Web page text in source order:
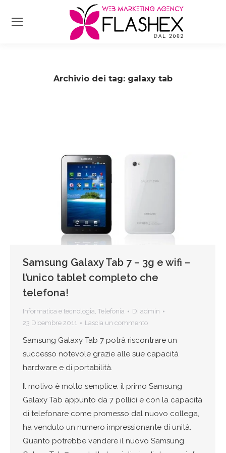
Archivio dei tag: galaxy tab
Samsung Galaxy Tab 7 – 3g e wifi –
l’unico tablet completo che
telefona!
Informatica e tecnologia, Telefonia Di admin
23 Dicembre 2011
Lascia un commento
Samsung Galaxy Tab 7 potrà riscontrare un
successo notevole grazie alle sue capacità
hardware e di portabilità.
Il motivo è molto semplice: il primo Samsung
Galaxy Tab appunto da 7 pollici e con la capacità
di telefonare come promesso dal nuovo collega,
ha venduto un numero impressionante di unità.
Quanto potrebbe vendere il nuovo Samsung